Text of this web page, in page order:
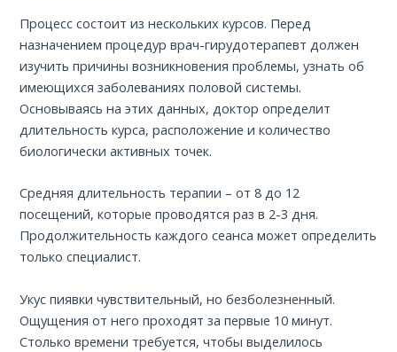
Процесс состоит из нескольких курсов. Перед
назначением процедур врач-гирудотерапевт должен
изучить причины возникновения проблемы, узнать об
имеющихся заболеваниях половой системы.
Основываясь на этих данных, доктор определит
длительность курса, расположение и количество
биологически активных точек.
Средняя длительность терапии – от 8 до 12
посещений, которые проводятся раз в 2-3 дня.
Продолжительность каждого сеанса может определить
только специалист.
Укус пиявки чувствительный, но безболезненный.
Ощущения от него проходят за первые 10 минут.
Столько времени требуется, чтобы выделилось